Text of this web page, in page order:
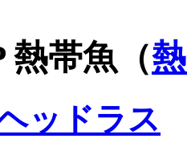
熱帯魚（
ッドラス